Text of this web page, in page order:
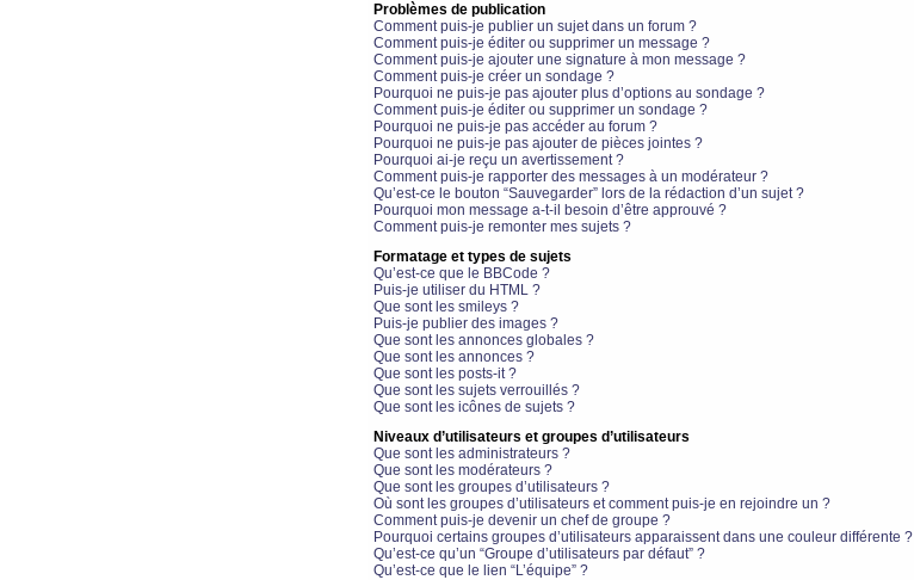
Problèmes de publication
Comment puis-je publier un sujet dans un forum ?
Comment puis-je éditer ou supprimer un message ?
Comment puis-je ajouter une signature à mon message ?
Comment puis-je créer un sondage ?
Pourquoi ne puis-je pas ajouter plus d’options au sondage ?
Comment puis-je éditer ou supprimer un sondage ?
Pourquoi ne puis-je pas accéder au forum ?
Pourquoi ne puis-je pas ajouter de pièces jointes ?
Pourquoi ai-je reçu un avertissement ?
Comment puis-je rapporter des messages à un modérateur ?
Qu’est-ce le bouton “Sauvegarder” lors de la rédaction d’un sujet ?
Pourquoi mon message a-t-il besoin d’être approuvé ?
Comment puis-je remonter mes sujets ?
Formatage et types de sujets
Qu’est-ce que le BBCode ?
Puis-je utiliser du HTML ?
Que sont les smileys ?
Puis-je publier des images ?
Que sont les annonces globales ?
Que sont les annonces ?
Que sont les posts-it ?
Que sont les sujets verrouillés ?
Que sont les icônes de sujets ?
Niveaux d’utilisateurs et groupes d’utilisateurs
Que sont les administrateurs ?
Que sont les modérateurs ?
Que sont les groupes d’utilisateurs ?
Où sont les groupes d’utilisateurs et comment puis-je en rejoindre un ?
Comment puis-je devenir un chef de groupe ?
Pourquoi certains groupes d’utilisateurs apparaissent dans une couleur différente ?
Qu’est-ce qu’un “Groupe d’utilisateurs par défaut” ?
Qu’est-ce que le lien “L’équipe” ?